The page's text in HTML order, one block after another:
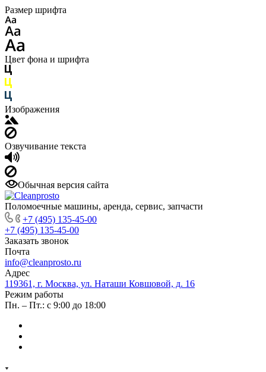
Размер шрифта
Цвет фона и шрифта
Изображения
Озвучивание текста
Обычная версия сайта
Поломоечные машины, аренда, сервис, запчасти
+7 (495) 135-45-00
+7 (495) 135-45-00
Заказать звонок
Почта
info@cleanprosto.ru
Адрес
119361, г. Москва, ул. Наташи Ковшовой, д. 16
Режим работы
Пн. – Пт.: с 9:00 до 18:00